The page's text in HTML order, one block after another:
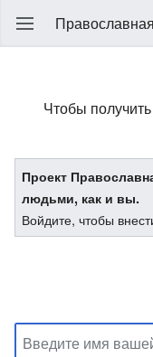
Чтобы
Проект
людьми, как и вы.
Войдите, чтобы